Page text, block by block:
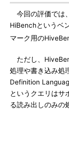
今回の評価では
HiBenchというベ
マーク用の
ただし、
処理や書き込み処
Definition
というクエリはサ
る読み出しのみの